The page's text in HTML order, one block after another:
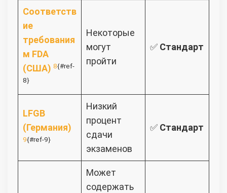
Соответств
ие
требования
м FDA
(США) 8{#ref-
8}
Некоторые
могут
пройти
✅ Стандарт
LFGB
(Германия)
9{#ref-9}
Низкий
процент
сдачи
экзаменов
✅ Стандарт
Может
содержать